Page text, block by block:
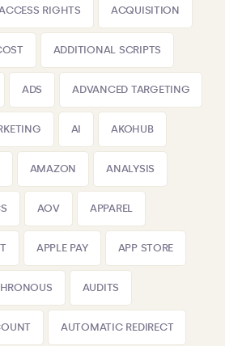
RIGHTS ACQUISITION
ADDITIONAL SCRIPTS
ADS ADVANCED TARGETING
AI AKOHUB
AMAZON ANALYSIS
AOV APPAREL
APPLE PAY APP STORE
AUDITS
AUTOMATIC REDIRECT